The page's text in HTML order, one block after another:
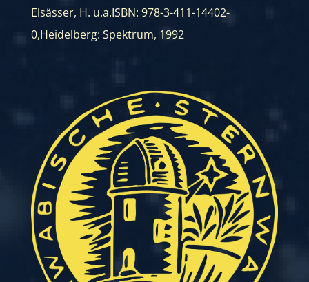
Elsässer, H. u.a.ISBN: 978-3-411-14402-
0,Heidelberg: Spektrum, 1992